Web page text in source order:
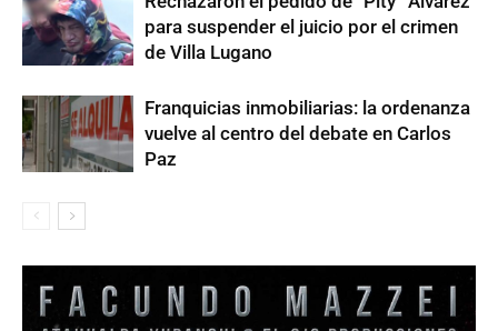
para suspender el juicio por el crimen
de Villa Lugano
Franquicias inmobiliarias: la ordenanza
vuelve al centro del debate en Carlos
Paz